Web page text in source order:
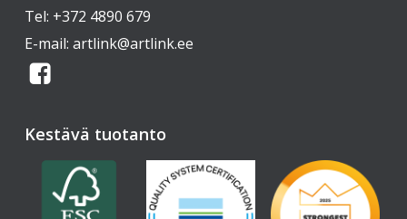
Tel: +372 4890 679
E-mail: artlink@artlink.ee
Kestävä tuotanto